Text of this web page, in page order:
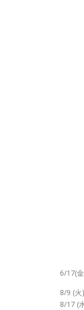
6/17(
8/9 (火
8/17 (